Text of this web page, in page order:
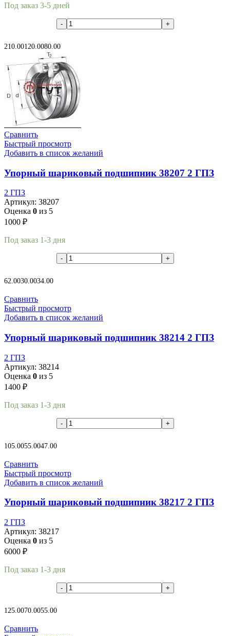
Под заказ 3-5 дней
210.00120.0080.00
Сравнить
Быстрый просмотр
Добавить в список желаний
Упорный шариковый подшипник 38207 2 ГПЗ
2 ГПЗ
Артикул: 38207
Оценка 0 из 5
1000 ₽
Под заказ 1-3 дня
62.0030.0034.00
Сравнить
Быстрый просмотр
Добавить в список желаний
Упорный шариковый подшипник 38214 2 ГПЗ
2 ГПЗ
Артикул: 38214
Оценка 0 из 5
1400 ₽
Под заказ 1-3 дня
105.0055.0047.00
Сравнить
Быстрый просмотр
Добавить в список желаний
Упорный шариковый подшипник 38217 2 ГПЗ
2 ГПЗ
Артикул: 38217
Оценка 0 из 5
6000 ₽
Под заказ 1-3 дня
125.0070.0055.00
Сравнить